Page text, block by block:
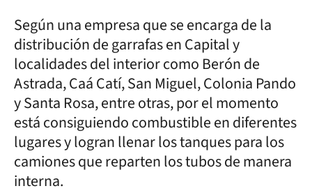
Según una empresa que se encarga de la
distribución de garrafas en Capital y
localidades del interior como Berón de
Astrada, Caá Catí, San Miguel, Colonia Pando
y Santa Rosa, entre otras, por el momento
está consiguiendo combustible en diferentes
lugares y logran llenar los tanques para los
camiones que reparten los tubos de manera
interna.